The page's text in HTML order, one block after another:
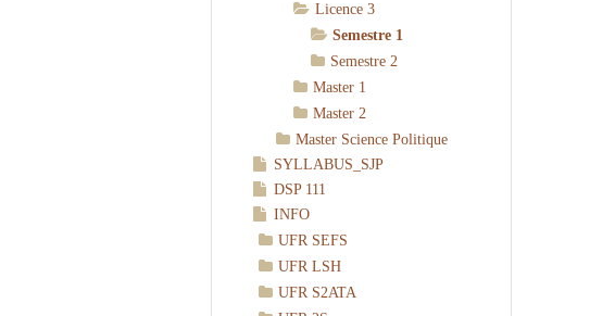
Licence 3
Semestre 1
Semestre 2
Master 1
Master 2
Master Science Politique
SYLLABUS_SJP
DSP 111
INFO
UFR SEFS
UFR LSH
UFR S2ATA